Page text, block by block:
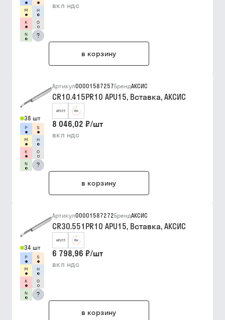
?
вкл ндс
в корзину
38 шт
?
Артикул00001587257БрендАКСИС
CR10.415PR10 APU15, Вставка, АКСИС
8 046,02 ₽/шт
вкл ндс
в корзину
34 шт
?
Артикул00001587272БрендАКСИС
CR30.551PR10 APU15, Вставка, АКСИС
6 798,96 ₽/шт
вкл ндс
в корзину